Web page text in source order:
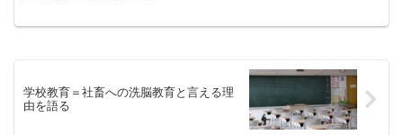
学校教育＝社畜への洗脳教育と言える理
由を語る